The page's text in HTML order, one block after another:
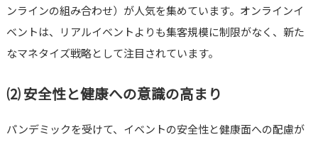
ンラインの組み合わせ）が人気を集めています。オンラインイ
ベントは、リアルイベントよりも集客規模に制限がなく、新た
なマネタイズ戦略として注目されています。
⑵ 安全性と健康への意識の高まり
パンデミックを受けて、イベントの安全性と健康面への配慮が